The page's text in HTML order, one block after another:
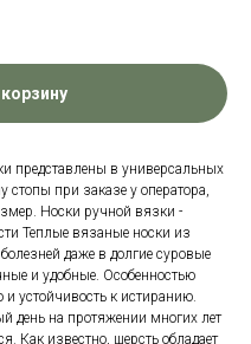
представлены в универсальных
стопы при заказе у оператора,
Носки ручной вязки -
Теплые вязаные носки из
даже в долгие суровые
и удобные. Особенностью
и устойчивость к истиранию.
день на протяжении многих лет
Как известно, шерсть обладает